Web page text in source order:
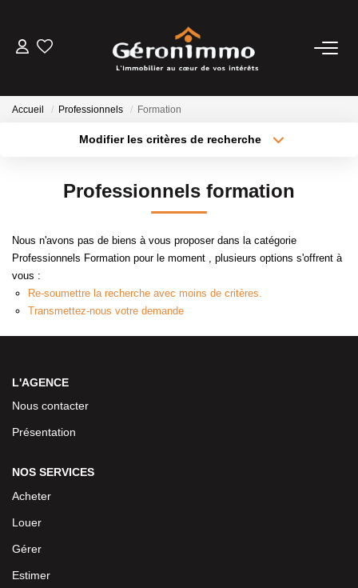
Accueil Professionnels Formation
Modifier les critères de recherche
Type de bien
Budget max Plus de critères
Professionnels formation
Nous n'avons pas de biens à vous proposer dans la catégorie
Professionnels Formation pour le moment , plusieurs options s'offrent à
vous :
Re-soumettre la recherche avec moins de critères.
Transmettez-nous votre demande
L'AGENCE
Nous contacter
Présentation
NOS SERVICES
Acheter
Louer
Gérer
Estimer